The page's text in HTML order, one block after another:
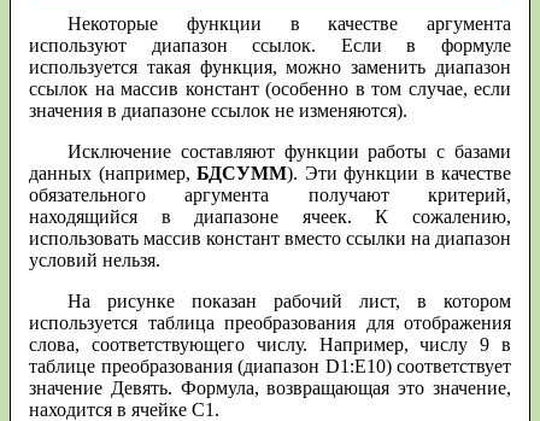
Некоторые функции в качестве аргумента
используют диапазон ссылок. Если в формуле
используется такая функция, можно заменить диапазон
ссылок на массив констант (особенно в том случае, если
значения в диапазоне ссылок не изменяются).
Исключение составляют функции работы с базами
данных (например, БДСУММ). Эти функции в качестве
обязательного аргумента получают критерий,
находящийся в диапазоне ячеек. К сожалению,
использовать массив констант вместо ссылки на диапазон
условий нельзя.
На рисунке показан рабочий лист, в котором
используется таблица преобразования для отображения
слова, соответствующего числу. Например, числу 9 в
таблице преобразования (диапазон D1:E10) соответствует
значение Девять. Формула, возвращающая это значение,
находится в ячейке С1.